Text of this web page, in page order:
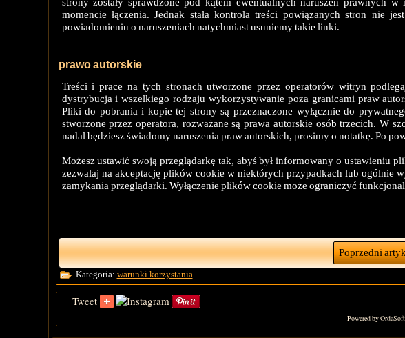
momencie łączenia. Jednak stała kontrola treści powiązanych stron nie
powiadomieniu o naruszeniach natychmiast usuniemy takie linki.
prawo autorskie
Treści i prace na tych stronach utworzone przez operatorów witryn
dystrybucja i wszelkiego rodzaju wykorzystywanie poza granicami praw
Pliki do pobrania i kopie tej strony są przeznaczone wyłącznie do
stworzone przez operatora, rozważane są prawa autorskie osób trzecich. W
nadal będziesz świadomy naruszenia praw autorskich, prosimy o notatkę. Po
Możesz ustawić swoją przeglądarkę tak, abyś był informowany o
zezwalaj na akceptację plików cookie w niektórych przypadkach lub ogólnie
zamykania przeglądarki. Wyłączenie plików cookie może ograniczyć
Poprzedni
Kategoria: warunki korzystania
Tweet
Powered by